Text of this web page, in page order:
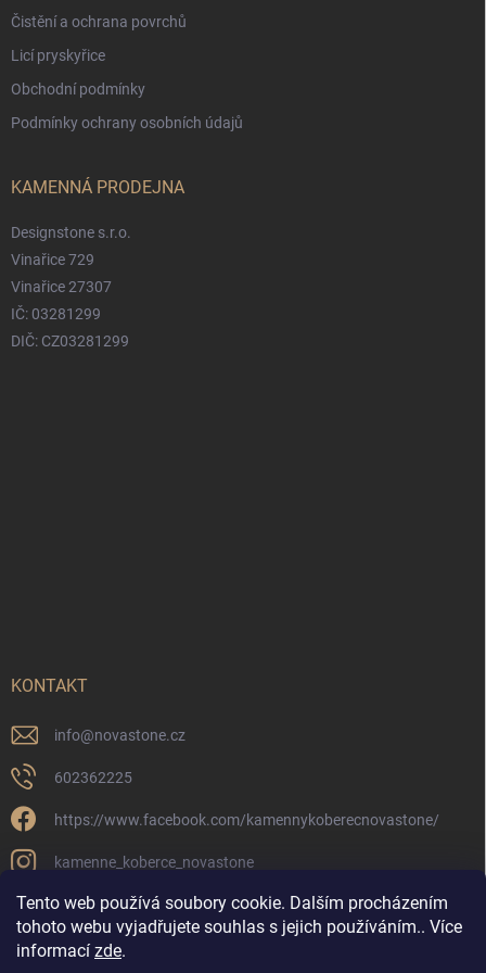
Tento web používá soubory cookie. Dalším procházením
tohoto webu vyjadřujete souhlas s jejich používáním.. Více
informací zde.
Čistění a ochrana povrchů
Licí pryskyřice
Obchodní podmínky
Podmínky ochrany osobních údajů
KAMENNÁ PRODEJNA
Designstone s.r.o.
Vinařice 729
Vinařice 27307
IČ: 03281299
DIČ: CZ03281299
KONTAKT
info@novastone.cz
602362225
https://www.facebook.com/kamennykoberecnovastone/
kamenne_koberce_novastone